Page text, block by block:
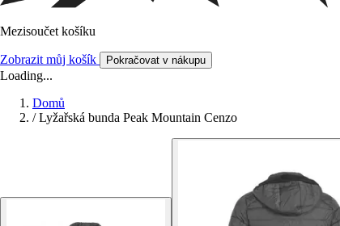
Mezisoučet košíku
Zobrazit můj košík Pokračovat v nákupu
Loading...
Domů
/ Lyžařská bunda Peak Mountain Cenzo